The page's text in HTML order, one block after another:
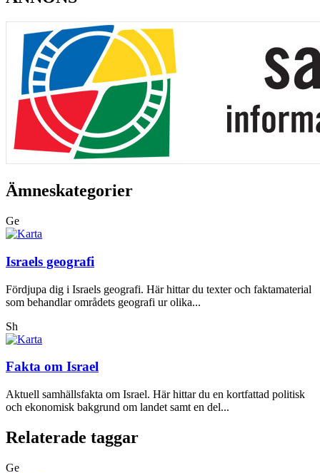
Ämneskategorier
Ge
Israels geografi
Fördjupa dig i Israels geografi. Här hittar du texter och faktamaterial
som behandlar områdets geografi ur olika...
Sh
Fakta om Israel
Aktuell samhällsfakta om Israel. Här hittar du en kortfattad politisk
och ekonomisk bakgrund om landet samt en del...
Relaterade taggar
Ge